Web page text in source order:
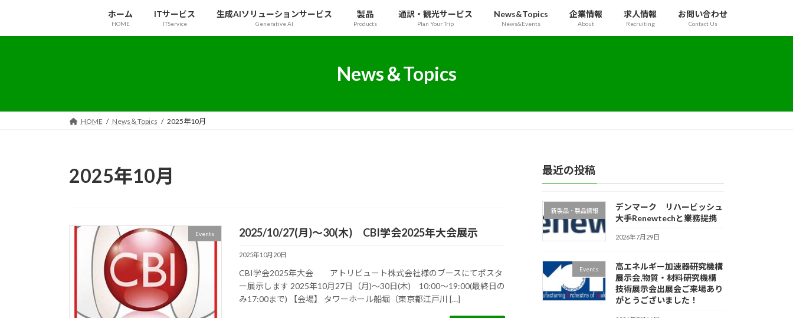
テ
ゲ
ホーム
HOME
ITサービス
ITService
生成AIソリューションサービス
Generative AI
製品
Products
通訳・観光サービス
Plan Your Trip
News&Topics
News&Events
企業情報
About
求人情報
Recruiting
お問い合わせ
Contact Us
News＆Topics
HOME News＆Topics 2025年10月
2025年10月
Events 2025/10/27(月)～30(木) CBI学会2025年大会展示
2025年10月20日
CBI学会2025年大会 アトリビュート株式会社様のブースにてポスタ
ー展示します 2025年10月27日（月)～30日(木) 10:00～19:00(最終日の
み17:00まで) 【会場】 タワーホール船堀（東京都江戸川 […]
最近の投稿
新製品・製品情報
デンマーク リハービッシュ
大手Renewtechと業務提携
2026年7月29日
Events
高エネルギー加速器研究機構
展示会,物質・材料研究機構
技術展示会出展会ご来場あり
がとうございました！